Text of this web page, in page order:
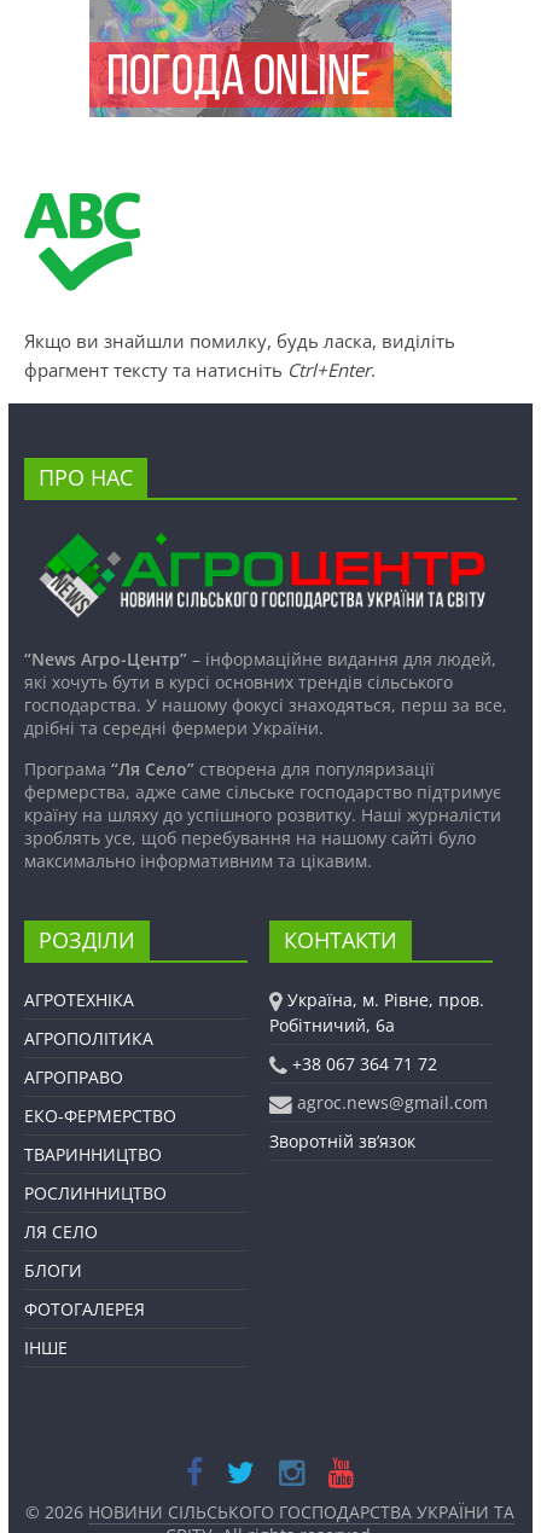
Якщо ви знайшли помилку, будь ласка, виділіть
фрагмент тексту та натисніть Ctrl+Enter.
ПРО НАС
“News Агро-Центр”– інформаційне видання для людей,
які хочуть бути в курсі основних трендів сільського
господарства. У нашому фокусі знаходяться, перш за все,
дрібні та середні фермери України.
Програма “Ля Село”створена для популяризації
фермерства, адже саме сільське господарство підтримує
країну на шляху до успішного розвитку. Наші журналісти
зроблять усе, щоб перебування на нашому сайті було
максимально інформативним та цікавим.
РОЗДІЛИ
АГРОТЕХНІКА
АГРОПОЛІТИКА
АГРОПРАВО
ЕКО-ФЕРМЕРСТВО
ТВАРИННИЦТВО
РОСЛИННИЦТВО
ЛЯ СЕЛО
БЛОГИ
ФОТОГАЛЕРЕЯ
ІНШЕ
КОНТАКТИ
Україна, м. Рівне, пров.
Робітничий, 6а
+38 067 364 71 72
agroc.news@gmail.com
Зворотній зв’язок
© 2026 НОВИНИ СІЛЬСЬКОГО ГОСПОДАРСТВА УКРАЇНИ ТА